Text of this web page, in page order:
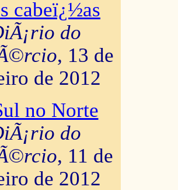
cabeï¿½as
do
, 13 de
de 2012
no Norte
do
, 11 de
de 2012